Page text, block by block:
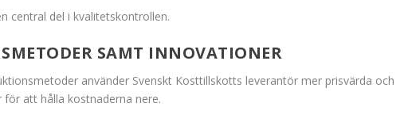
central del i kvalitetskontrollen.
SAMT INNOVATIONER
använder Svenskt Kosttillskotts leverantör mer prisvärda och
att hålla kostnaderna nere.